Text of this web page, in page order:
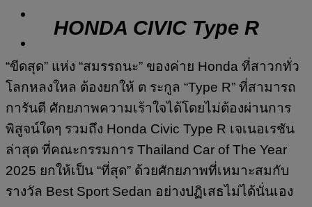
HONDA CIVIC Type R
“ขีดสุด” แห่ง “สมรรถนะ” ของค่าย Honda ที่สาวกทั่ว
โลกหลงใหล ต้องยกให้ ต ระกูล “Type R” ที่สามารถ
การันตี ศักยภาพความเร้าใจได้โดยไม่ต้องผ่านการ
พิสูจน์ใดๆ รวมถึง Honda Civic Type R เจเนอเรชัน
ล่าสุด ที่คณะกรรมการ Thailand Car of The Year
2025 ยกให้เป็น “ที่สุด” ด้วยศักยภาพที่เหมาะสมกับ
รางวัล Best Sport Sedan อย่างปฏิเสธไม่ได้นั่นเอง